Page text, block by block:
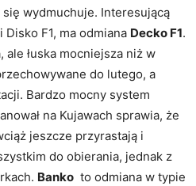
się wydmuchuje. Interesującą
F1, ma odmiana Decko F1.
łuska mocniejsza niż w
do lutego, a
Bardzo mocny system
na Kujawach sprawia, że
jeszcze przyrastają i
do obierania, jednak z
Banko to odmiana w typie